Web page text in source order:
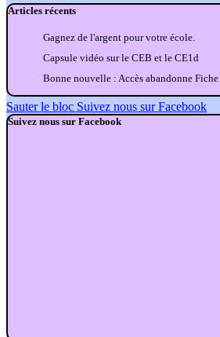
Articles récents
Gagnez de l'argent pour votre école.
Capsule vidéo sur le CEB et le CE1d
Bonne nouvelle : Accès abandonne Fiche
Sauter le bloc Suivez nous sur Facebook
Suivez nous sur Facebook